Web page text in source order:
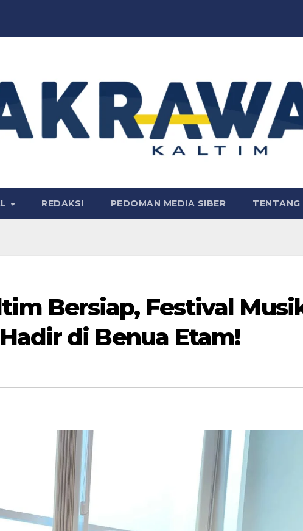
REDAKSI PEDOMAN MEDIA SIBER TENTANG
Bersiap, Festival
di Benua Etam!